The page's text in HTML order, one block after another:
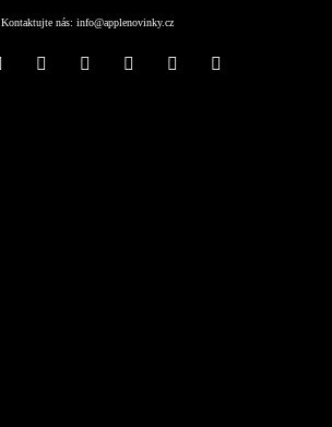
Kontaktujte nás: info@applenovinky.cz